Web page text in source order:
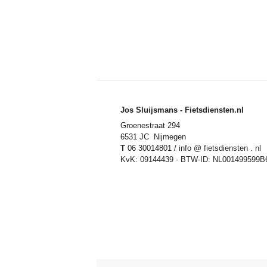
Jos Sluijsmans - Fietsdiensten.nl
Groenestraat 294
6531 JC Nijmegen
T 06 30014801 / info @ fietsdiensten . nl
KvK: 09144439 - BTW-ID: